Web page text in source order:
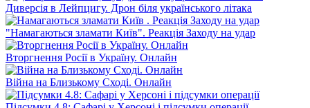
Диверсія в Лейпцигу. Дрон біля українського літака
"Намагаються зламати Київ". Реакція Заходу на удар
Вторгнення Росії в Україну. Онлайн
Війна на Близькому Сході. Онлайн